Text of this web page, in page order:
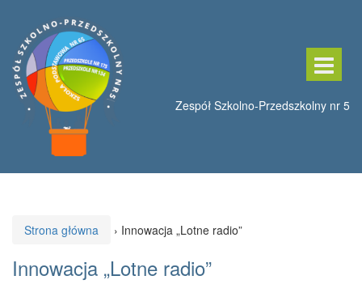
treści
menu
głównego
Strona główna › Innowacja „Lotne radio”
Innowacja „Lotne radio”